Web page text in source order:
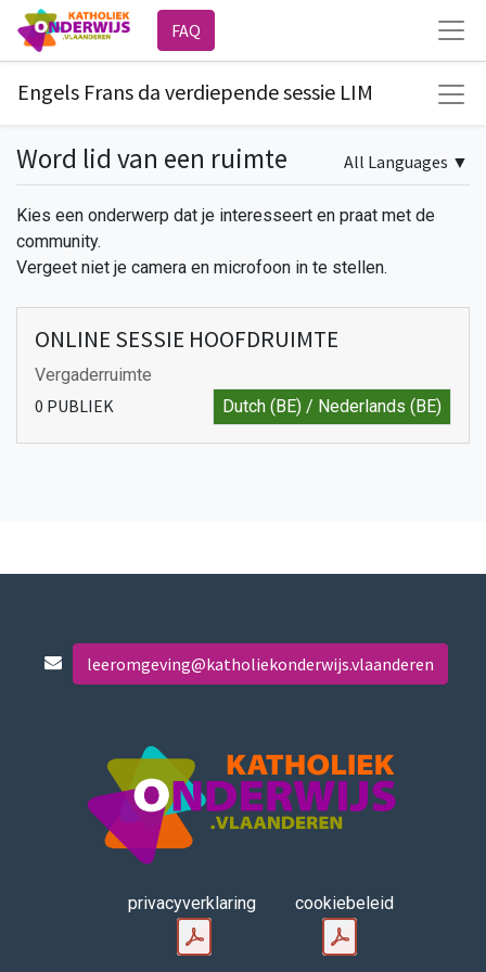
FAQ
Engels Frans da verdiepende sessie LIM
Word lid van een ruimte All Languages ▼
Kies een onderwerp dat je interesseert en praat met de
community.
Vergeet niet je camera en microfoon in te stellen.
ONLINE SESSIE HOOFDRUIMTE
Vergaderruimte
0 PUBLIEK Dutch (BE) / Nederlands (BE)
leeromgeving@katholiekonderwijs.vlaanderen
privacyverklaring cookiebeleid